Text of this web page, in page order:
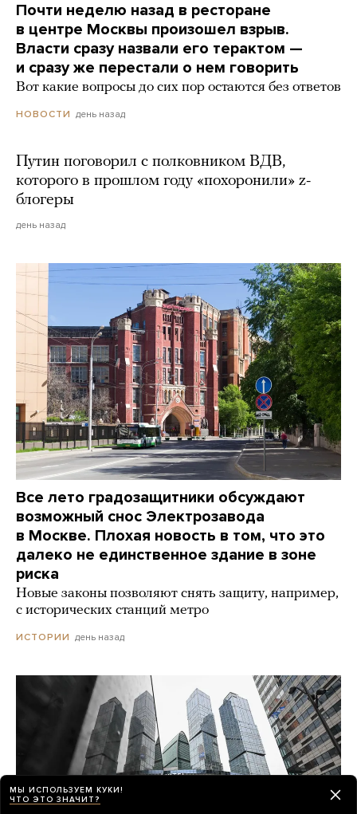
Почти неделю назад в ресторане
в центре Москвы произошел взрыв.
Власти сразу назвали его терактом —
и сразу же перестали о нем говорить
Вот какие вопросы до сих пор остаются без ответов
НОВОСТИ день назад
Путин поговорил с полковником ВДВ,
которого в прошлом году «похоронили» z-
блогеры
день назад
Все лето градозащитники обсуждают
возможный снос Электрозавода
в Москве. Плохая новость в том, что это
далеко не единственное здание в зоне
риска
Новые законы позволяют снять защиту, например,
с исторических станций метро
ИСТОРИИ день назад
МЫ ИСПОЛЬЗУЕМ КУКИ!
ЧТО ЭТО ЗНАЧИТ?